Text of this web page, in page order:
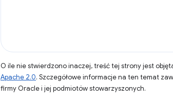
O ile nie stwierdzono inaczej, treść tej strony jest
Apache 2.0. Szczegółowe informacje na ten temat
firmy Oracle i jej podmiotów stowarzyszonych.